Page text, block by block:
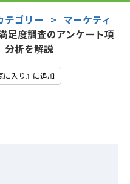
テゴリー > マーケティ
足度調査のアンケート項
分析を解説
に入り』に追加